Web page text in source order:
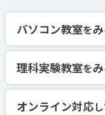
パソコン教室を
理科実験教室を
オンライン対応